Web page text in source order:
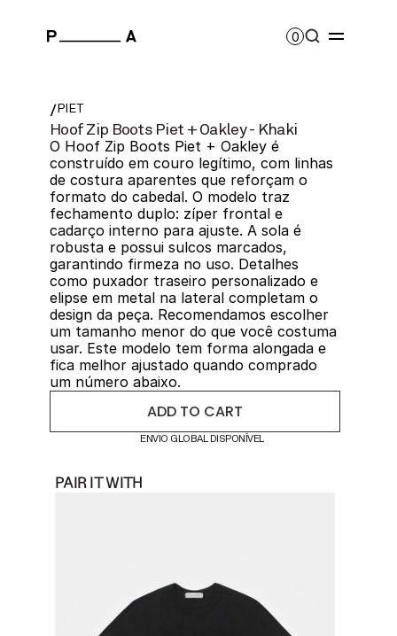
0
/PIET
Hoof Zip Boots Piet + Oakley - Khaki
O Hoof Zip Boots Piet + Oakley é
construído em couro legítimo, com linhas
de costura aparentes que reforçam o
formato do cabedal. O modelo traz
fechamento duplo: zíper frontal e
cadarço interno para ajuste. A sola é
robusta e possui sulcos marcados,
garantindo firmeza no uso. Detalhes
como puxador traseiro personalizado e
elipse em metal na lateral completam o
design da peça. Recomendamos escolher
um tamanho menor do que você costuma
usar. Este modelo tem forma alongada e
fica melhor ajustado quando comprado
um número abaixo.
ADD TO CART
ENVIO GLOBAL DISPONÍVEL
PAIR IT WITH